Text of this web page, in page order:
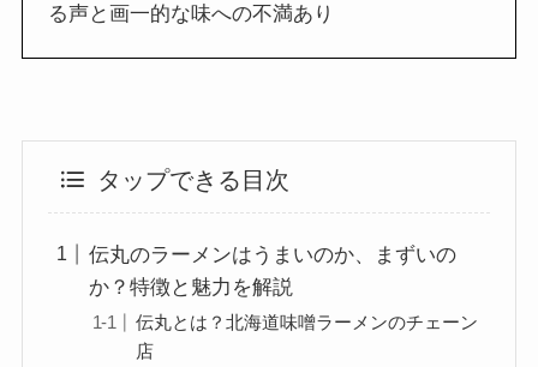
る声と画一的な味への不満あり
タップできる目次
伝丸のラーメンはうまいのか、まずいの
か？特徴と魅力を解説
伝丸とは？北海道味噌ラーメンのチェーン
店